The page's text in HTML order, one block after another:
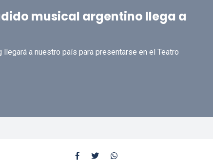
musical argentino llega a
a nuestro país para presentarse en el Teatro